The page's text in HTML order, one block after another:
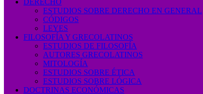
DERECHO
ESTUDIOS SOBRE DERECHO EN GENERAL
CÓDIGOS
LEYES
FILOSOFÍA Y GRECOLATINOS
ESTUDIOS DE FILOSOFÍA
AUTORES GRECOLATINOS
MITOLOGÍA
ESTUDIOS SOBRE ÉTICA
ESTUDIOS SOBRE LÓGICA
DOCTRINAS ECONÓMICAS